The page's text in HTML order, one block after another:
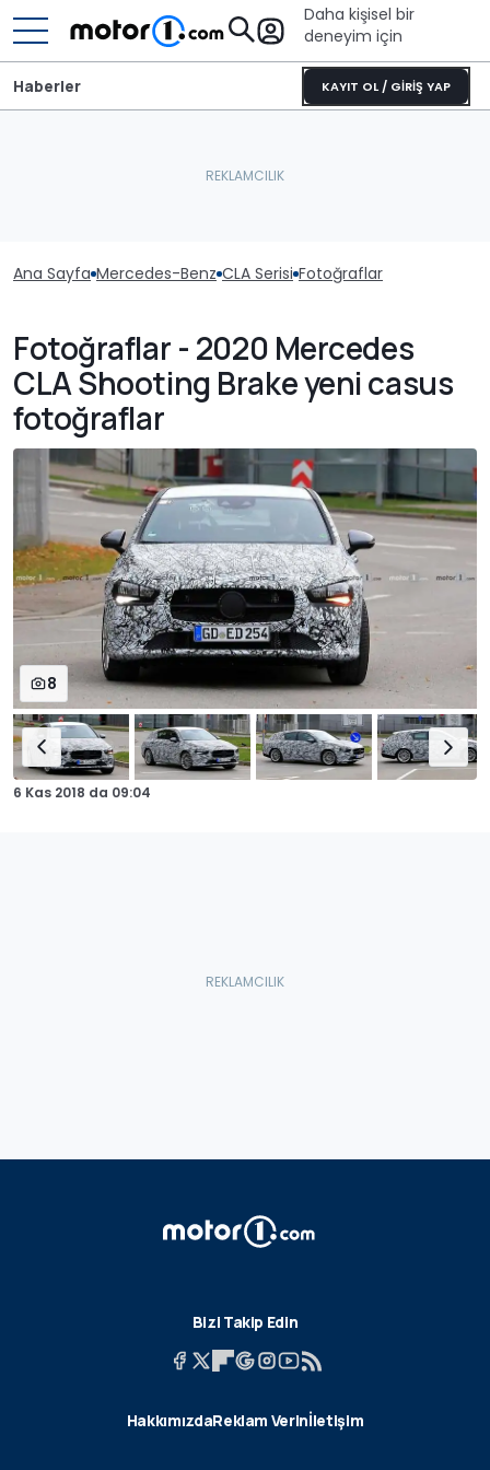
Daha kişisel bir
deneyim için
KAYIT OL / GİRİŞ YAP
Haberler
Ana Sayfa Mercedes-Benz CLA Serisi Fotoğraflar
Fotoğraflar - 2020 Mercedes
CLA Shooting Brake yeni casus
fotoğraflar
8
6 Kas 2018 da 09:04
Bizi Takip Edin
HakkımızdaReklam Verinİletişim